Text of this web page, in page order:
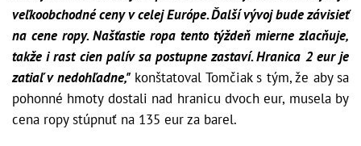
veľkoobchodné ceny v celej Európe. Ďalší vývoj bude závisieť
na cene ropy. Našťastie ropa tento týždeň mierne zlacňuje,
takže i rast cien palív sa postupne zastaví. Hranica 2 eur je
zatiaľ v nedohľadne,"konštatoval Tomčiak s tým, že aby sa
pohonné hmoty dostali nad hranicu dvoch eur, musela by
cena ropy stúpnuť na 135 eur za barel.